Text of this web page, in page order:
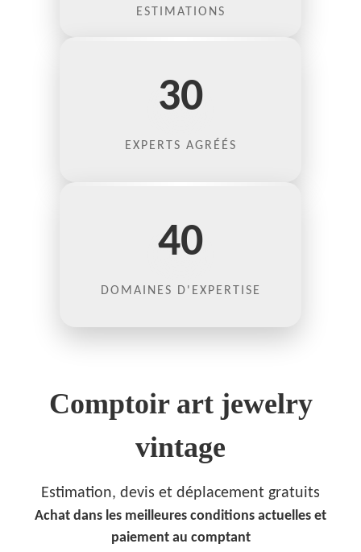
ESTIMATIONS
30
EXPERTS AGRÉÉS
40
DOMAINES D'EXPERTISE
Comptoir art jewelry
vintage
Estimation, devis et déplacement gratuits
Achat dans les meilleures conditions actuelles et
paiement au comptant